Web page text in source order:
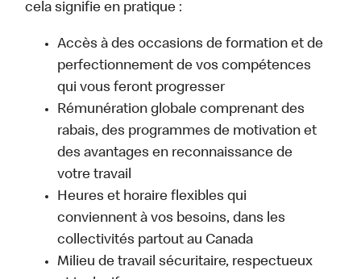
cela signifie en pratique :
Accès à des occasions de formation et de
perfectionnement de vos compétences
qui vous feront progresser
Rémunération globale comprenant des
rabais, des programmes de motivation et
des avantages en reconnaissance de
votre travail
Heures et horaire flexibles qui
conviennent à vos besoins, dans les
collectivités partout au Canada
Milieu de travail sécuritaire, respectueux